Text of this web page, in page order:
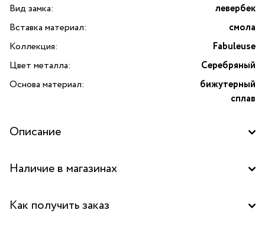
Вид замка:
левербек
Вставка материал:
смола
Коллекция:
Fabuleuse
Цвет металла:
Серебряный
Основа материал:
бижутерный
сплав
Описание
нарисованными вручную от французского бренда
бижутерного сплава с серебристым покрытием, что
Наличие в магазинах
Бутик "La Nature" в ТД "Дружба", Москва
Как получить заказ